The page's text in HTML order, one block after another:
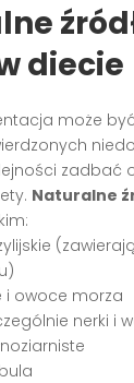
diecie
może
zadbać
Naturalne
i owoce morza
nerki i